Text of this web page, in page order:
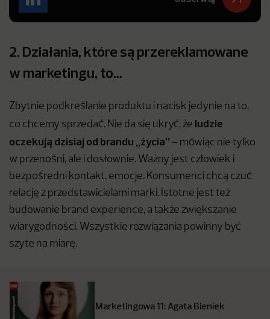
2. Działania, które są przereklamowane
w marketingu, to…
Zbytnie podkreślanie produktu i nacisk jedynie na to,
co chcemy sprzedać. Nie da się ukryć, że ludzie
oczekują dzisiaj od brandu „życia” – mówiąc nie tylko
w przenośni, ale i dosłownie. Ważny jest człowiek i
bezpośredni kontakt, emocje. Konsumenci chcą czuć
relację z przedstawicielami marki. Istotne jest też
budowanie brand experience, a także zwiększanie
wiarygodności. Wszystkie rozwiązania powinny być
szyte na miarę.
Marketingowa 11: Agata Bieniek